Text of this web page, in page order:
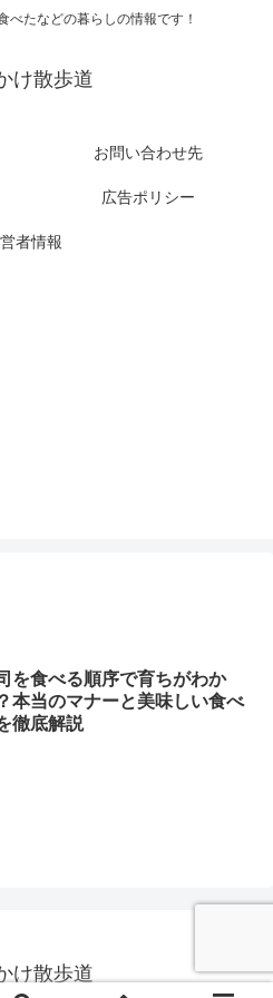
べたなどの暮らしの情報です！
け散歩道
お問い合わせ先
広告ポリシー
者情報
を食べる順序で育ちがわか
本当のマナーと美味しい食べ
徹底解説
け散歩道